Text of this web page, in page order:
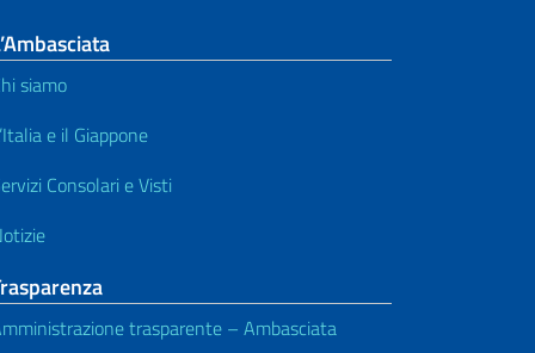
siamo
e il Giappone
Consolari e Visti
trasparente – Ambasciata